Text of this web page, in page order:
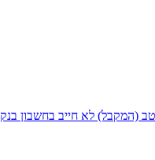
(המקבל) לא חייב בחשבון בנק